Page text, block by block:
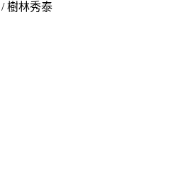
/ 樹林秀泰